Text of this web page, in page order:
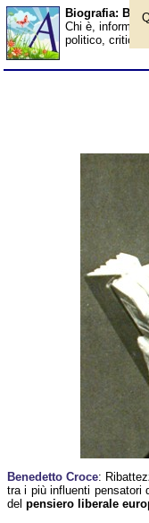
Biografia:
Chi è,
politico, critico
Benedetto Croce:
tra i più influenti pensatori
del pensiero liberale